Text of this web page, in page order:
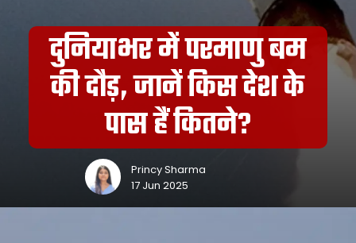
दुनियाभर में परमाणु बम
की दौड़, जानें किस देश के
पास हैं कितने?
Princy Sharma
17 Jun 2025